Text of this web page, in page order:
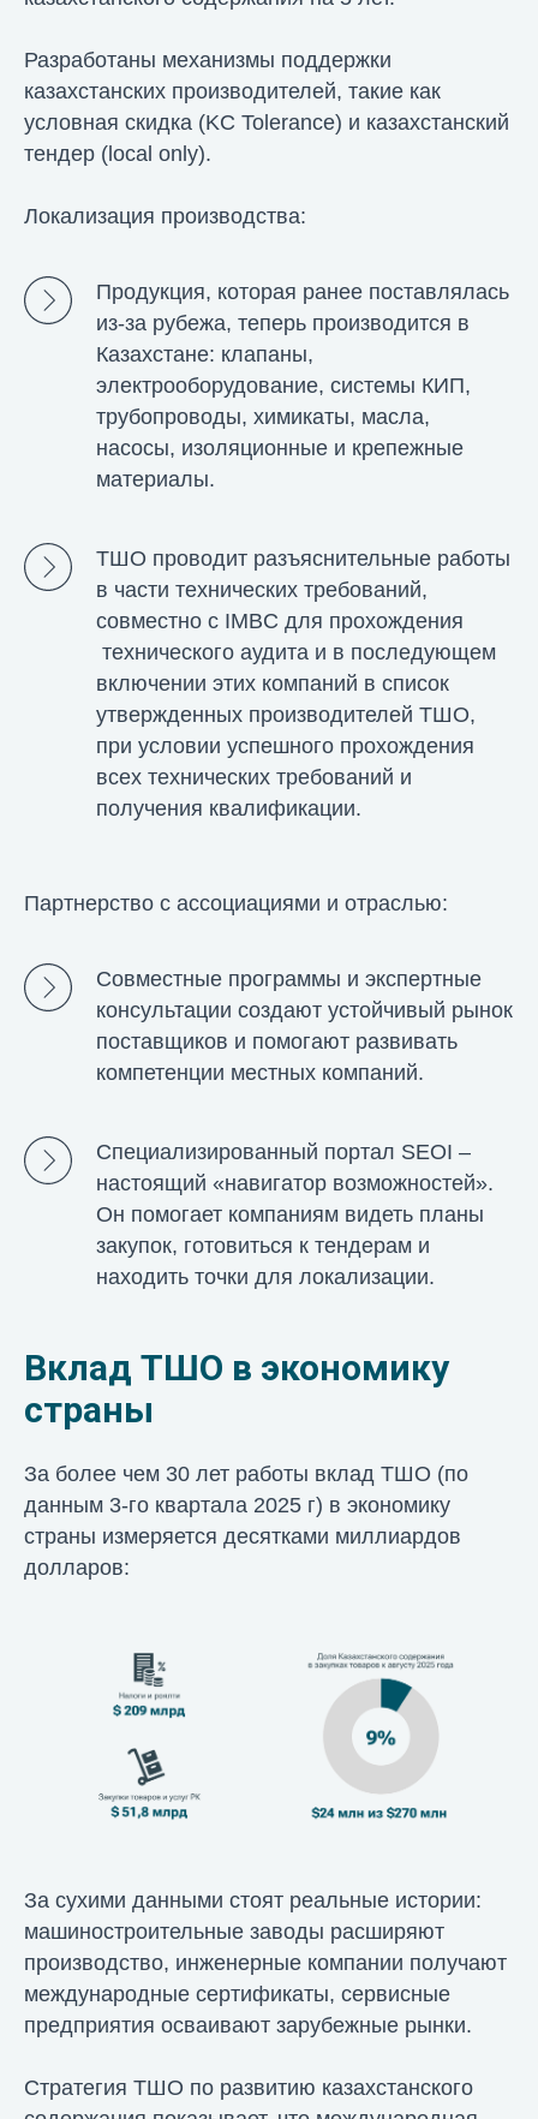
Разработаны механизмы поддержки
казахстанских производителей, такие как
условная скидка (KC Tolerance) и казахстанский
тендер (local only).
Локализация производства:
Продукция, которая ранее поставлялась
из-за рубежа, теперь производится в
Казахстане: клапаны,
электрооборудование, системы КИП,
трубопроводы, химикаты, масла,
насосы, изоляционные и крепежные
материалы.
ТШО проводит разъяснительные работы
в части технических требований,
совместно с IMBC для прохождения
технического аудита и в последующем
включении этих компаний в список
утвержденных производителей ТШО,
при условии успешного прохождения
всех технических требований и
получения квалификации.
Партнерство с ассоциациями и отраслью:
Совместные программы и экспертные
консультации создают устойчивый рынок
поставщиков и помогают развивать
компетенции местных компаний.
Специализированный портал SEOI –
настоящий «навигатор возможностей».
Он помогает компаниям видеть планы
закупок, готовиться к тендерам и
находить точки для локализации.
Вклад ТШО в экономику
страны
За более чем 30 лет работы вклад ТШО (по
данным 3-го квартала 2025 г) в экономику
страны измеряется десятками миллиардов
долларов:
За сухими данными стоят реальные истории:
машиностроительные заводы расширяют
производство, инженерные компании получают
международные сертификаты, сервисные
предприятия осваивают зарубежные рынки.
Стратегия ТШО по развитию казахстанского